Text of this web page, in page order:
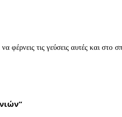
να φέρνεις τις γεύσεις αυτές και